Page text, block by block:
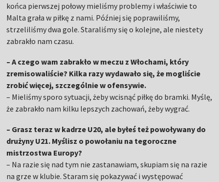
końca pierwszej połowy mieliśmy problemy i właściwie to
Malta grała w piłkę z nami. Później się poprawiliśmy,
strzeliliśmy dwa gole. Staraliśmy się o kolejne, ale niestety
zabrakło nam czasu.
– A czego wam zabrakło w meczu z Włochami, który
zremisowaliście? Kilka razy wydawało się, że mogliście
zrobić więcej, szczególnie w ofensywie.
– Mieliśmy sporo sytuacji, żeby wcisnąć piłkę do bramki. Myślę,
że zabrakło nam kilku lepszych zachowań, żeby wygrać.
– Grasz teraz w kadrze U20, ale byłeś też powoływany do
drużyny U21. Myślisz o powołaniu na tegoroczne
mistrzostwa Europy?
– Na razie się nad tym nie zastanawiam, skupiam się na razie
na grze w klubie. Staram się pokazywać i występować